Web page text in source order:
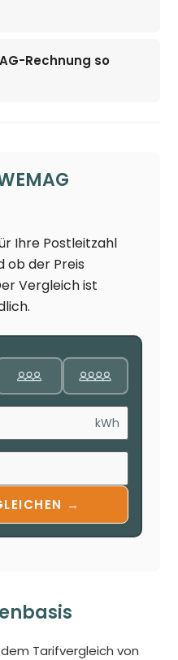
Rechnung so
Ihre Postleitzahl
ob der Preis
Vergleich ist
kWh
→
Tarifvergleich von